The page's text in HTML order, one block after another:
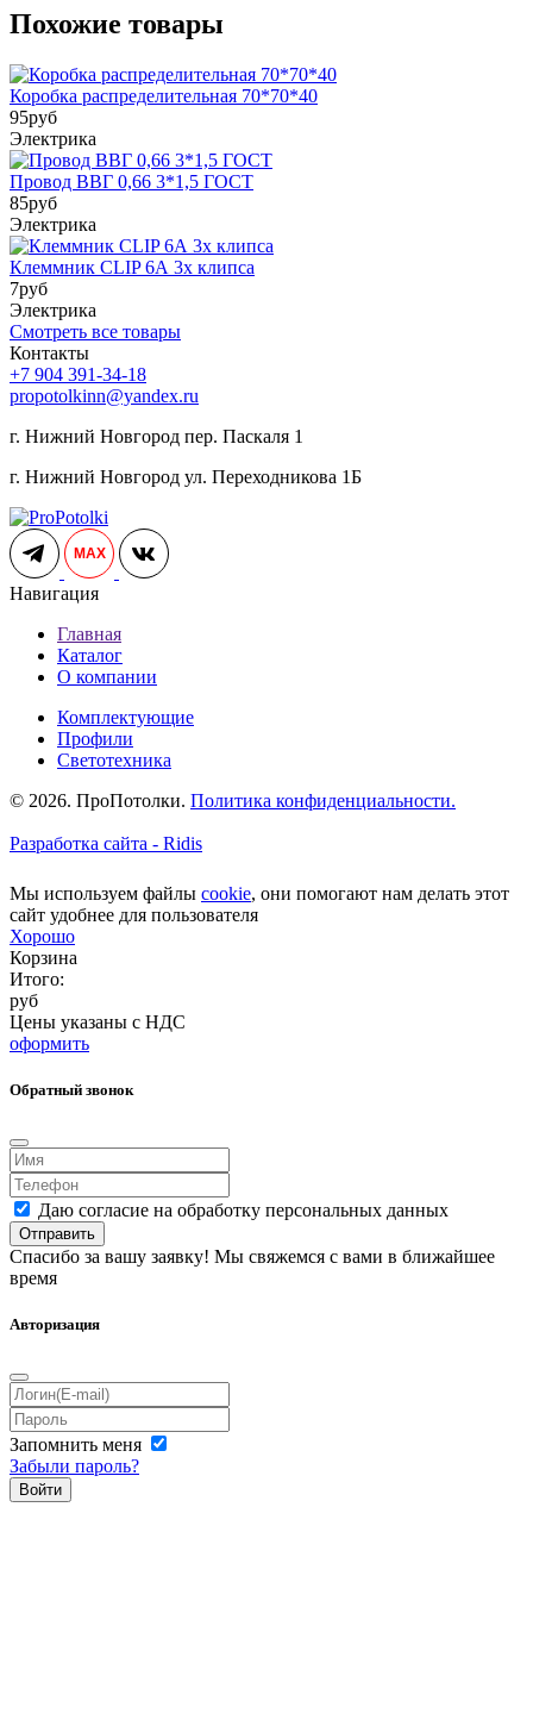
Похожие товары
Коробка распределительная 70*70*40
95руб
Электрика
Провод ВВГ 0,66 3*1,5 ГОСТ
85руб
Электрика
Клеммник CLIP 6А 3x клипса
7руб
Электрика
Смотреть все товары
Контакты
+7 904 391-34-18
propotolkinn@yandex.ru
г. Нижний Новгород пер. Паскаля 1
г. Нижний Новгород ул. Переходникова 1Б
MAX
Навигация
Главная
Каталог
О компании
Комплектующие
Профили
Светотехника
© 2026. ПроПотолки. Политика конфиденциальности.
Разработка сайта - Ridis
Мы используем файлы cookie, они помогают нам делать этот
сайт удобнее для пользователя
Хорошо
Корзина
Итого:
руб
Цены указаны с НДС
оформить
Обратный звонок
Даю согласие на обработку персональных данных
Отправить
Спасибо за вашу заявку! Мы свяжемся с вами в ближайшее
время
Авторизация
Запомнить меня
Забыли пароль?
Войти